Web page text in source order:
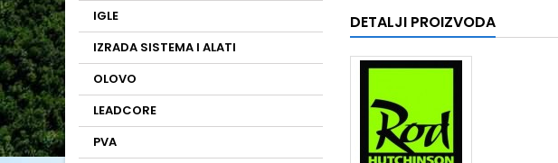
IGLE
IZRADA SISTEMA I ALATI
OLOVO
LEADCORE
PVA
DETALJI PROIZVODA